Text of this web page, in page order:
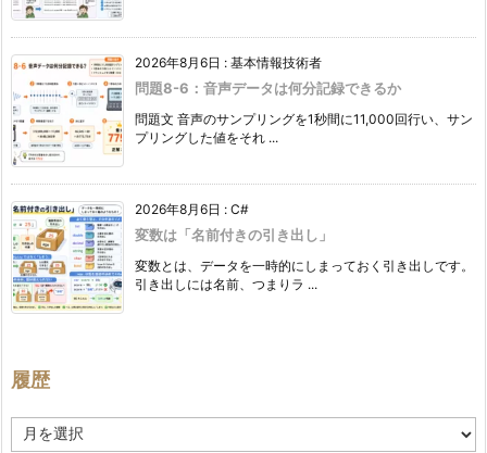
バ
ー
ジ
ョ
ン
番
号
の
付
け
方
ー
ム
開
2026年8月6日 : 基本情報技術者
問題8-6：音声データは何分記録できるか
問題文 音声のサンプリングを1秒間に11,000回行い、サン
プリングした値をそれ ...
2026年8月6日 : C#
変数は「名前付きの引き出し」
変数とは、データを一時的にしまっておく引き出しです。
引き出しには名前、つまりラ ...
履歴
歴